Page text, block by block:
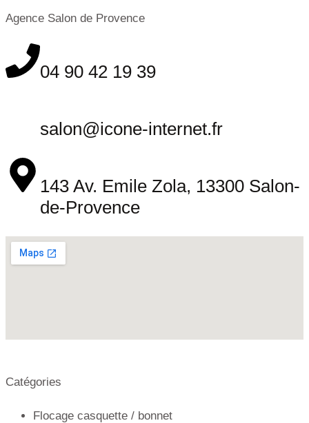
Agence Salon de Provence
04 90 42 19 39
salon@icone-internet.fr
143 Av. Emile Zola, 13300 Salon-
de-Provence
Catégories
Flocage casquette / bonnet